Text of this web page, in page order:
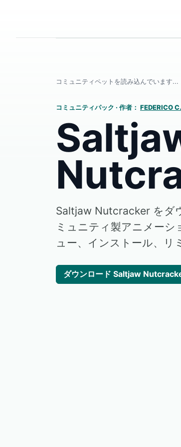
コミュニティペットを読み込んでいます...
コミュニティパック · 作者： FEDERICO C.
Saltjaw Nutcracker をダ
ミュニティ製アニメー
ュー、インストール、リ
ダウンロード Saltjaw